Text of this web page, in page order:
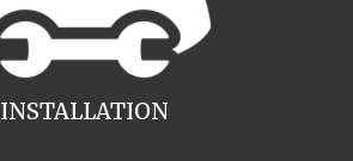
INSTALLATION